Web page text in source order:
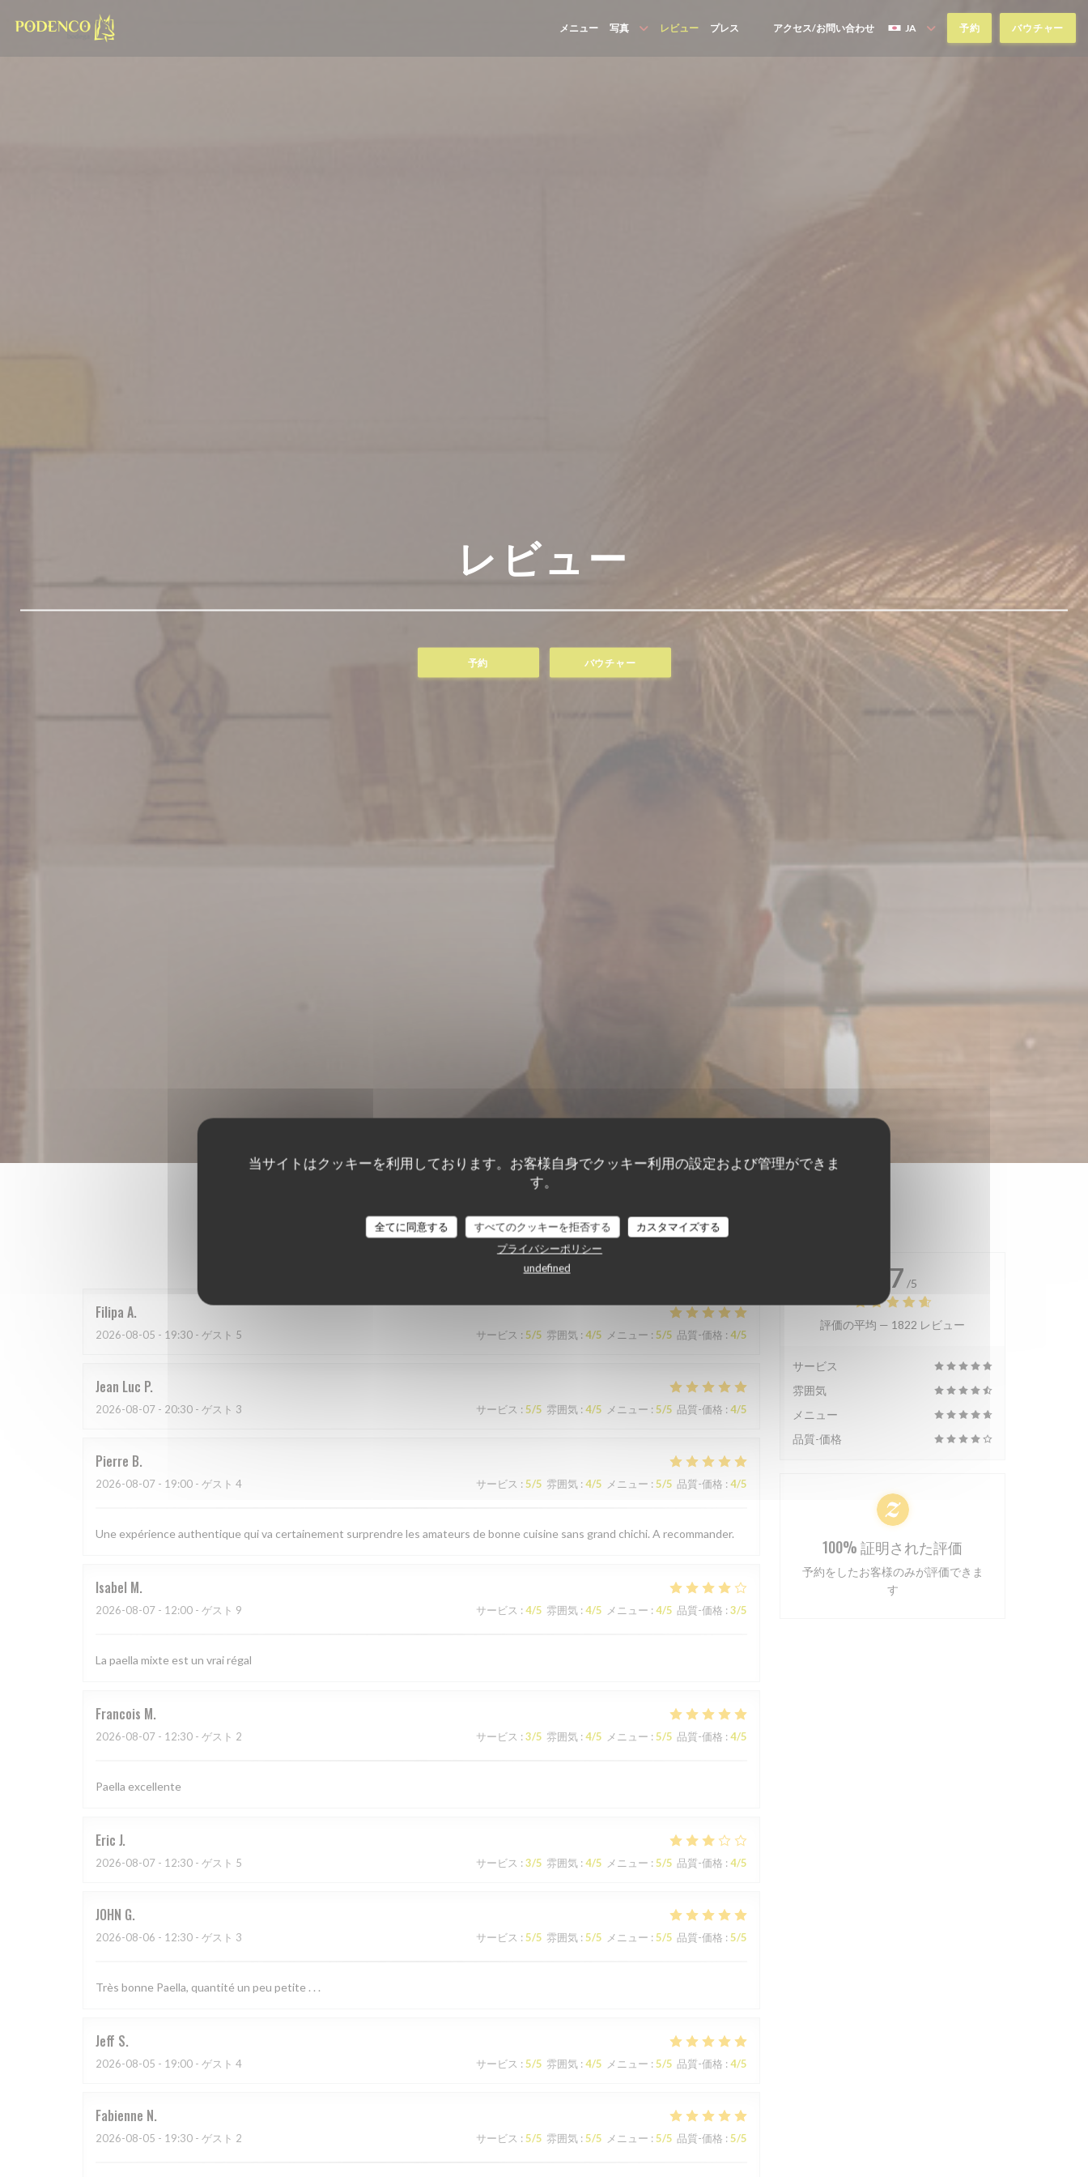
当サイトはクッキーを利用しております。お客様自身でクッキー利用の設定および管理ができま
す。
全てに同意する すべてのクッキーを拒否する
カスタマイズする
プライバシーポリシー
undefined
メニュー 写真 レビュー プレス ((新しいウィンドウで開きます))
((新しいウィンドウで開きます))
アクセス/お問い合わせ JA 予約 バウチャー
レビュー
予約 バウチャー
顧客の評価
Filipa A
2026-08-05 - 19:30 - ゲスト 5 サービス : 5/5 雰囲気 : 4/5 メニュー : 5/5 品質-価格 : 4/5
Jean Luc P
2026-08-07 - 20:30 - ゲスト 3 サービス : 5/5 雰囲気 : 4/5 メニュー : 5/5 品質-価格 : 4/5
Pierre B
2026-08-07 - 19:00 - ゲスト 4 サービス : 5/5 雰囲気 : 4/5 メニュー : 5/5 品質-価格 : 4/5
Une expérience authentique qui va certainement surprendre les amateurs de bonne cuisine sans grand chichi. A recommander.
Isabel M
2026-08-07 - 12:00 - ゲスト 9 サービス : 4/5 雰囲気 : 4/5 メニュー : 4/5 品質-価格 : 3/5
La paella mixte est un vrai régal
Francois M
2026-08-07 - 12:30 - ゲスト 2 サービス : 3/5 雰囲気 : 4/5 メニュー : 5/5 品質-価格 : 4/5
Paella excellente
Eric J
2026-08-07 - 12:30 - ゲスト 5 サービス : 3/5 雰囲気 : 4/5 メニュー : 5/5 品質-価格 : 4/5
JOHN G
2026-08-06 - 12:30 - ゲスト 3 サービス : 5/5 雰囲気 : 5/5 メニュー : 5/5 品質-価格 : 5/5
Très bonne Paella, quantité un peu petite . . .
Jeff S
2026-08-05 - 19:00 - ゲスト 4 サービス : 5/5 雰囲気 : 4/5 メニュー : 5/5 品質-価格 : 4/5
Fabienne N
2026-08-05 - 19:30 - ゲスト 2 サービス : 5/5 雰囲気 : 5/5 メニュー : 5/5 品質-価格 : 5/5
4.7 /5
評価の平均 — 1822 レビュー
サービス
雰囲気
メニュー
品質-価格
100% 証明された評価
予約をしたお客様のみが評価できま
す